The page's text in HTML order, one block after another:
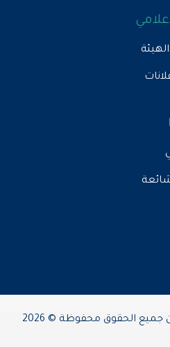
الحقوق محفوظة © 2026